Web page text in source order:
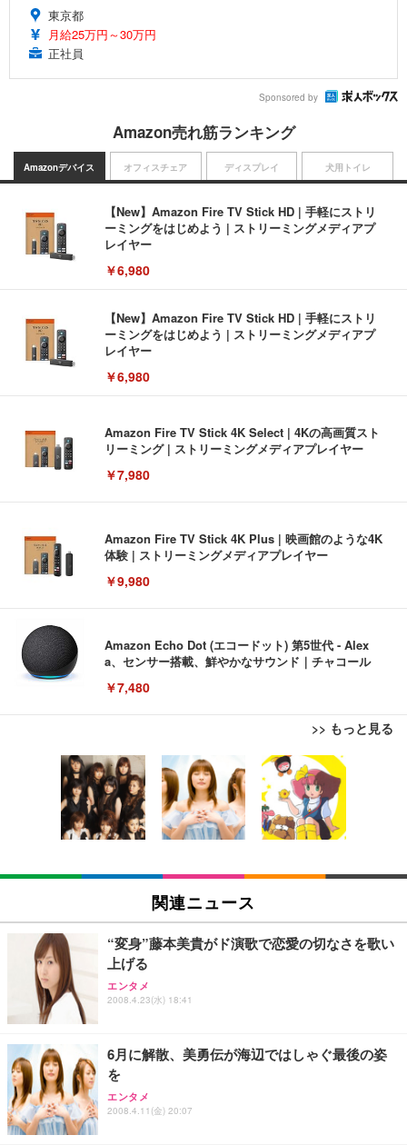
東京都
月給25万円～30万円
正社員
Sponsored by
Amazon売れ筋ランキング
Amazonデバイス
【New】Amazon Fire TV Stick HD | 手軽にストリ
ーミングをはじめよう | ストリーミングメディアプ
レイヤー
￥6,980
【New】Amazon Fire TV Stick HD | 手軽にストリ
ーミングをはじめよう | ストリーミングメディアプ
レイヤー
￥6,980
Amazon Fire TV Stick 4K Select | 4Kの高画質スト
リーミング | ストリーミングメディアプレイヤー
￥7,980
Amazon Fire TV Stick 4K Plus | 映画館のような4K
体験 | ストリーミングメディアプレイヤー
￥9,980
Amazon Echo Dot (エコードット) 第5世代 - Alex
a、センサー搭載、鮮やかなサウンド｜チャコール
￥7,480
>> もっと見る
オフィスチェア
[EdoErgo] オフィスチェア 椅子 テレワーク 疲れな
い 跳ね上げ式アームレスト コンパクト 約105度ロッ
キング pc 事務椅子 360度回転 座面昇降 強化ナイロ
ン樹脂ベース 通気性メッシュ 在宅ワーク H-WY01
(黒網+黒枠+黒足)
￥5,699
SIHOO B100 オフィスチェア／デスクチェア メッシ
ュチェア 人間工学 疲れない ブラック
￥27,999
Sezlife オフィスチェア デスクチェア 疲れない テレ
ワーク チェア 強化バックレスト 30度ロッキング機
能 人間工学 椅子 腰サポート 90度跳ね上げ式アーム
ョン PCチェア 通気性メッシュ ゲーミング/勉強/事
務用 おしゃれ パソコンチェア (ブラック)
Sezlife オフィスチェア デスクチェア 疲れない テレ
ワーク チェア 強化バックレスト 30度ロッキング機
能 人間工学 椅子 腰サポート 90度跳ね上げ式アーム
ディスプレイ
EIZO ビジネス向けプレミアムモニター | FlexScan
EV3240X-WT | 31.5型4K UHD・USB Type-C・ホワ
イト
￥105,595
EIZO ビジネス向けプレミアムモニター | FlexScan
￥109,572
【純正品】27"ゲーミングモニター DualSense 充電
フック付き（CFI-ZDM1J）
【整備済み品】Dell E2724HS 27インチ 液晶モニタ
ー フルHD（1920×1080）VA 非光沢 HDMI/DisplayP
ort/VGA スピーカー内蔵 高さ調整 スイベル VESA対
犬用トイレ
Amazonベーシック ペットシーツ 薄型 レギュラー 1
回使い捨て 無香料 ホワイト 300枚
￥3,373
Amazonベーシック ペットシーツ 厚型 ワイド 42枚
x2袋(84枚) ホワイト(吸収面:ライトブルー)
￥3,234
ネオ・ルーライフ ネオ・オムツ L 中型犬用 26枚入
り 単品
Smart Basic(スマートベーシック) 【Amazon.co.jp
限定】 Smart Basic アイリスオーヤマ ペットシーツ
超厚型 お徳用 ワイド 100枚入 (x 1) (ケース販売)
関連ニュース
“変身”藤本美貴がド演歌で恋愛の切なさを歌い
上げる
エンタメ
2008.4.23(水) 18:41
6月に解散、美勇伝が海辺ではしゃぐ最後の姿
を
エンタメ
2008.4.11(金) 20:07